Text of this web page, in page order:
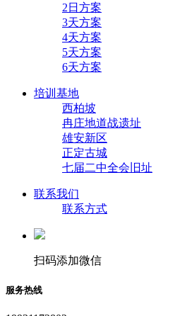
2日方案
3天方案
4天方案
5天方案
6天方案
培训基地
西柏坡
冉庄地道战遗址
雄安新区
正定古城
七届二中全会旧址
联系我们
联系方式
扫码添加微信
服务热线